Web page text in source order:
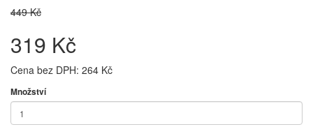
449 Kč
319 Kč
Cena bez DPH: 264 Kč
Množství